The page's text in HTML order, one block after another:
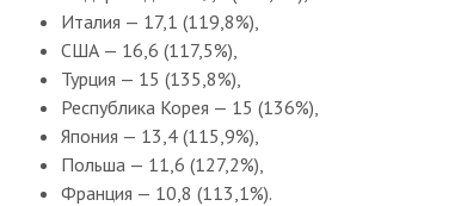
Италия — 17,1 (119,8%),
США — 16,6 (117,5%),
Турция — 15 (135,8%),
Республика Корея — 15 (136%),
Япония — 13,4 (115,9%),
Польша — 11,6 (127,2%),
Франция — 10,8 (113,1%).